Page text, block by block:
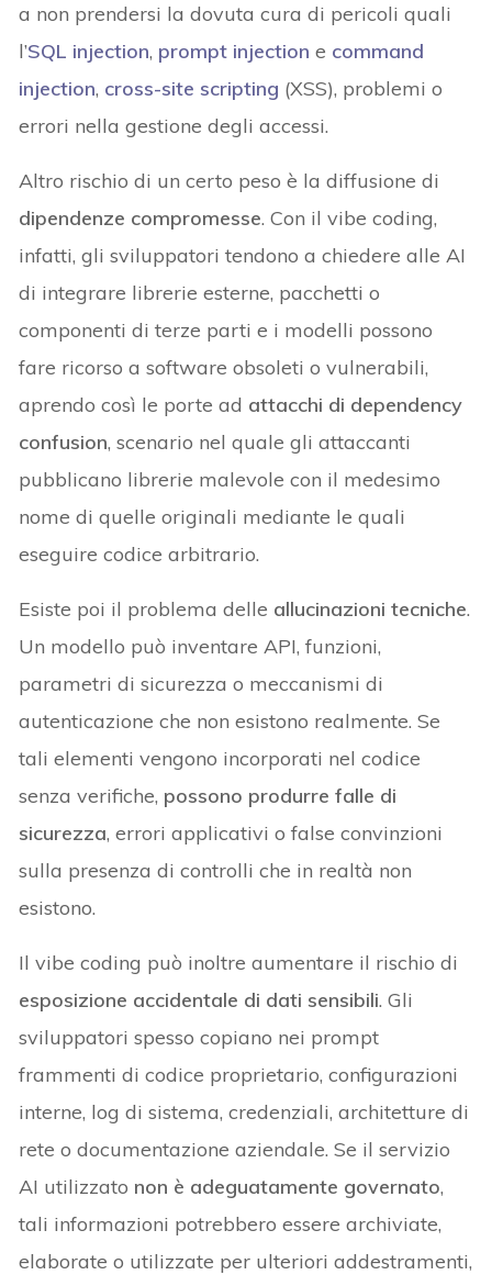
a non prendersi la dovuta cura di pericoli quali
l’SQL injection, prompt injection e command
injection, cross-site scripting (XSS), problemi o
errori nella gestione degli accessi.
Altro rischio di un certo peso è la diffusione di
dipendenze compromesse. Con il vibe coding,
infatti, gli sviluppatori tendono a chiedere alle AI
di integrare librerie esterne, pacchetti o
componenti di terze parti e i modelli possono
fare ricorso a software obsoleti o vulnerabili,
aprendo così le porte ad attacchi di dependency
confusion, scenario nel quale gli attaccanti
pubblicano librerie malevole con il medesimo
nome di quelle originali mediante le quali
eseguire codice arbitrario.
Esiste poi il problema delle allucinazioni tecniche.
Un modello può inventare API, funzioni,
parametri di sicurezza o meccanismi di
autenticazione che non esistono realmente. Se
tali elementi vengono incorporati nel codice
senza verifiche, possono produrre falle di
sicurezza, errori applicativi o false convinzioni
sulla presenza di controlli che in realtà non
esistono.
Il vibe coding può inoltre aumentare il rischio di
esposizione accidentale di dati sensibili. Gli
sviluppatori spesso copiano nei prompt
frammenti di codice proprietario, configurazioni
interne, log di sistema, credenziali, architetture di
rete o documentazione aziendale. Se il servizio
AI utilizzato non è adeguatamente governato,
tali informazioni potrebbero essere archiviate,
elaborate o utilizzate per ulteriori addestramenti,